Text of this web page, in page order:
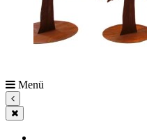
Menü